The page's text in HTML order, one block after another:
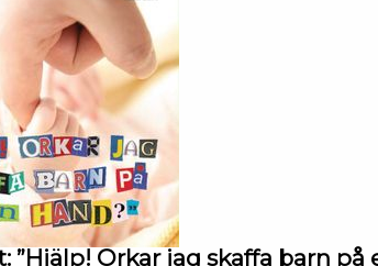
”Hjälp! Orkar jag skaffa barn på